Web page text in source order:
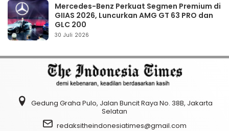
Mercedes-Benz Perkuat Segmen Premium di
GIIAS 2026, Luncurkan AMG GT 63 PRO dan
GLC 200
30 Juli 2026
Gedung Graha Pulo, Jalan Buncit Raya No. 38B, Jakarta
Selatan
redaksitheindonesiatimes@gmail.com